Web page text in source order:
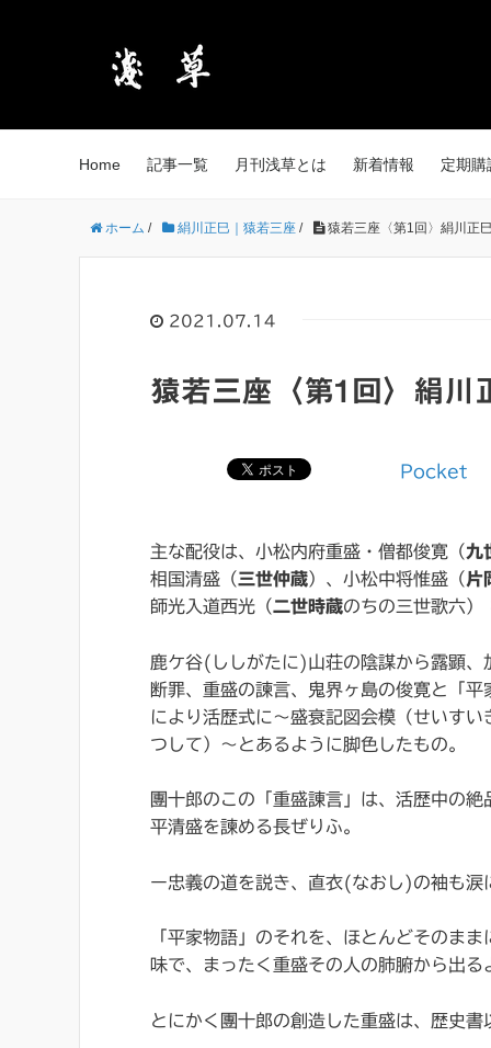
Home 記事一覧 月刊浅草とは 新着情報 定期購
ホーム / 絹川正巳｜猿若三座 / 猿若三座〈第1回〉絹川正
2021.07.14
猿若三座〈第1回〉絹川
Pocket
主な配役は、小松内府重盛・僧都俊寛（九
相国清盛（三世仲蔵）、小松中将惟盛（ 片
師光入道西光（二世時蔵のちの三世歌六）
鹿ケ谷(ししがたに)山荘の陰謀から露顕、
断罪、重盛の諫言、鬼界ヶ島の俊寛と「平
により活歴式に～盛衰記図会模（せいすい
つして）～とあるように脚色したもの。
團十郎のこの「重盛諌言」は、活歴中の絶
平清盛を諫める長ぜりふ。
ー忠義の道を説き、直衣(なおし)の袖も
「平家物語」のそれを、ほとんどそのま
味で、まったく重盛その人の肺腑から出る
とにかく團十郎の創造した重盛は、歴史